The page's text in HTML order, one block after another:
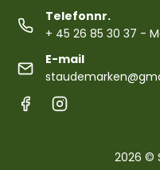
Telefonnr.
+ 45 26 85 30 37 -
E-mail
2026 ©